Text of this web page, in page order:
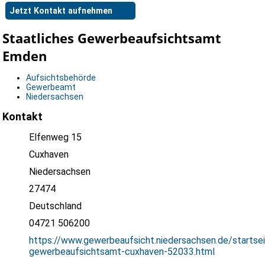
Jetzt Kontakt aufnehmen
Staatliches Gewerbeaufsichtsamt
Emden
Aufsichtsbehörde
Gewerbeamt
Niedersachsen
Kontakt
Elfenweg 15
Cuxhaven
Niedersachsen
27474
Deutschland
04721 506200
https://www.gewerbeaufsicht.niedersachsen.de/
gewerbeaufsichtsamt-cuxhaven-52033.html